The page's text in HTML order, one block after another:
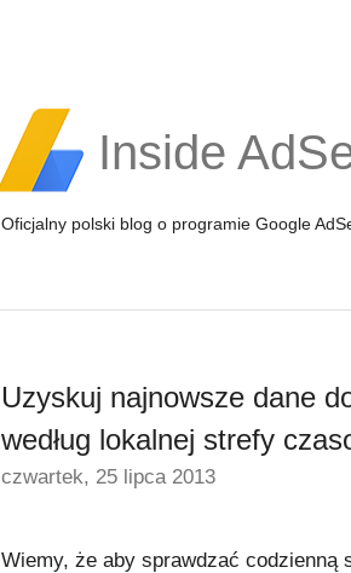
Inside
Oficjalny polski blog o programie Google
Uzyskuj najnowsze dane
według lokalnej strefy
czwartek, 25 lipca 2013
Wiemy, że aby sprawdzać codzienną